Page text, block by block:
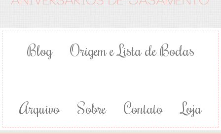
Blog Origem e Lista de Bodas
Arquivo Sobre Contato Loja